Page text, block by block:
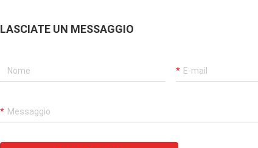
LASCIATE UN MESSAGGIO